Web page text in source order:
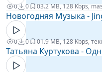
0 0 03.2 MB, 128 Kbps,
Новогодняя Музыка -
0 0 01.9 MB, 128 Kbps,
Татьяна Куртукова -